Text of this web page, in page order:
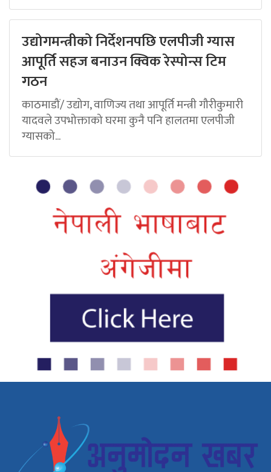
उद्योगमन्त्रीको निर्देशनपछि एलपीजी ग्यास
आपूर्ति सहज बनाउन क्विक रेस्पोन्स टिम
गठन
काठमाडौं/ उद्योग, वाणिज्य तथा आपूर्ति मन्त्री गौरीकुमारी
यादवले उपभोक्ताको घरमा कुनै पनि हालतमा एलपीजी
ग्यासको...